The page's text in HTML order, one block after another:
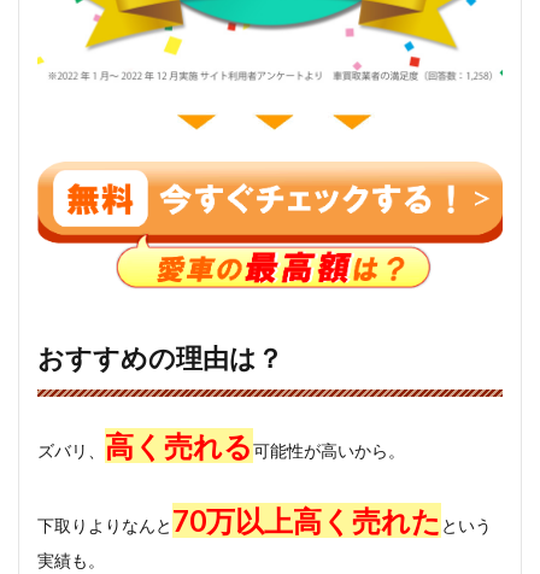
おすすめの理由は？
ズバリ、 高く売れる可能性が高いから。
下取りよりなんと 70万以上高く売れた という
実績も。